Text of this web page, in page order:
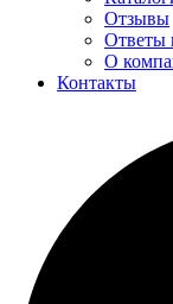
Отзывы
Ответы
О
Контакты